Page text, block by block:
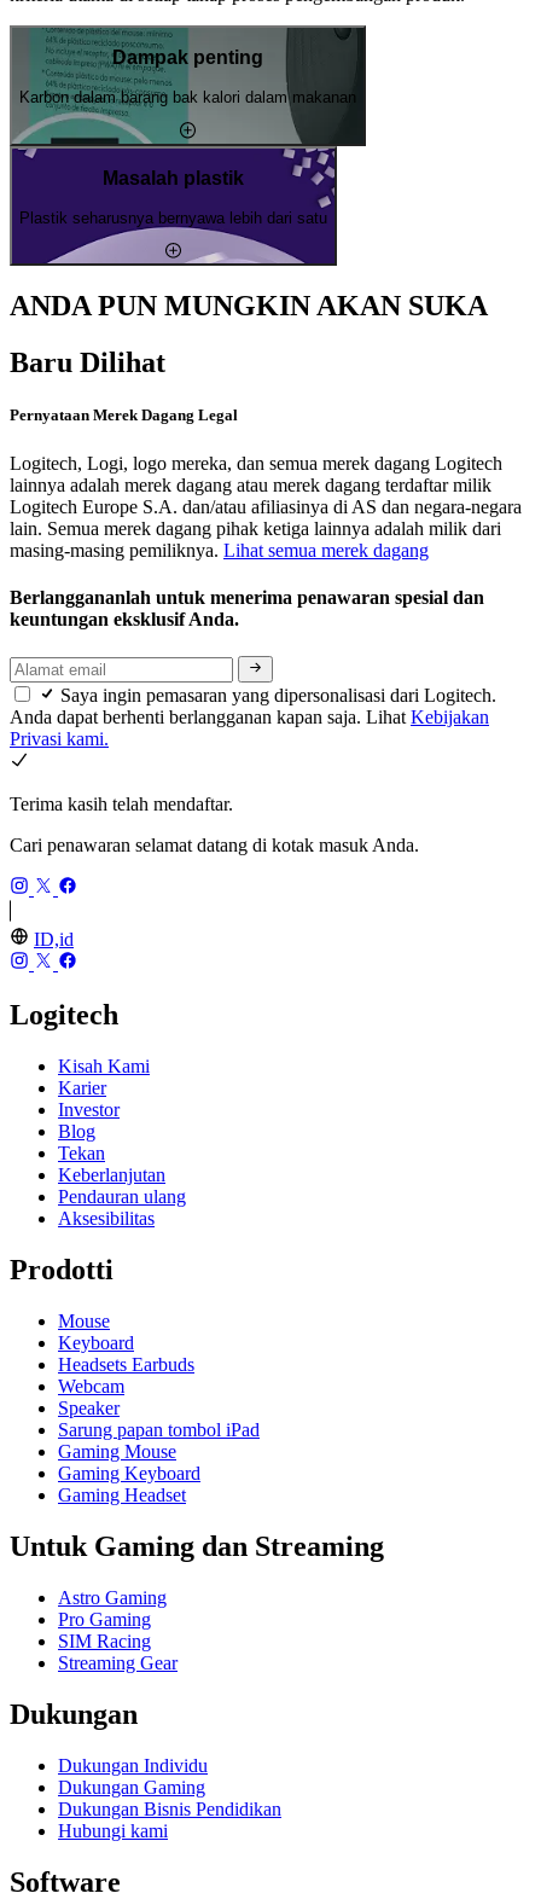
Dampak penting
Karbon dalam barang bak kalori dalam makanan
Masalah plastik
Plastik seharusnya bernyawa lebih dari satu
ANDA PUN MUNGKIN AKAN SUKA
Baru Dilihat
Pernyataan Merek Dagang Legal
Logitech, Logi, logo mereka, dan semua merek dagang Logitech
lainnya adalah merek dagang atau merek dagang terdaftar milik
Logitech Europe S.A. dan/atau afiliasinya di AS dan negara-negara
lain. Semua merek dagang pihak ketiga lainnya adalah milik dari
masing-masing pemiliknya. Lihat semua merek dagang
Berlanggananlah untuk menerima penawaran spesial dan
keuntungan eksklusif Anda.
Saya ingin pemasaran yang dipersonalisasi dari Logitech.
Anda dapat berhenti berlangganan kapan saja. LihatKebijakan
Privasi kami.
Terima kasih telah mendaftar.
Cari penawaran selamat datang di kotak masuk Anda.
ID,id
Logitech
Kisah Kami
Karier
Investor
Blog
Tekan
Keberlanjutan
Pendauran ulang
Aksesibilitas
Prodotti
Mouse
Keyboard
Headsets Earbuds
Webcam
Speaker
Sarung papan tombol iPad
Gaming Mouse
Gaming Keyboard
Gaming Headset
Untuk Gaming dan Streaming
Astro Gaming
Pro Gaming
SIM Racing
Streaming Gear
Dukungan
Dukungan Individu
Dukungan Gaming
Dukungan Bisnis Pendidikan
Hubungi kami
Software